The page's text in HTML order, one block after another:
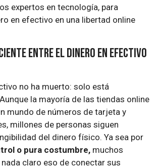
expertos en tecnología, para
en efectivo en una libertad online
entre el dinero en efectivo
no ha muerto: solo está
la mayoría de las tiendas online
mundo de números de tarjeta y
millones de personas siguen
del dinero físico. Ya sea por
o pura costumbre, muchos
claro eso de conectar sus